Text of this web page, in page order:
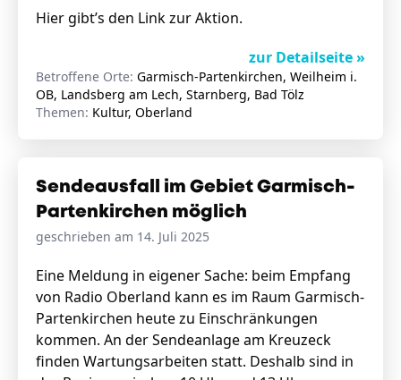
Hier gibt’s den Link zur Aktion.
zur Detailseite »
Betroffene Orte: Garmisch-Partenkirchen, Weilheim i.
OB, Landsberg am Lech, Starnberg, Bad Tölz
Themen: Kultur, Oberland
Sendeausfall im Gebiet Garmisch-
Partenkirchen möglich
geschrieben am 14. Juli 2025
Eine Meldung in eigener Sache: beim Empfang
von Radio Oberland kann es im Raum Garmisch-
Partenkirchen heute zu Einschränkungen
kommen. An der Sendeanlage am Kreuzeck
finden Wartungsarbeiten statt. Deshalb sind in